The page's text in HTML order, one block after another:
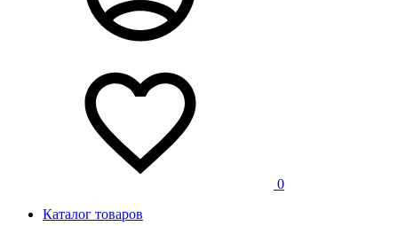
0
Каталог товаров